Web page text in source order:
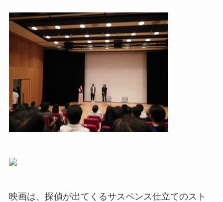
映画は、探偵が出てくるサスペンス仕立てのスト